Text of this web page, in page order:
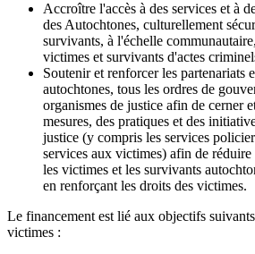
Accroître l'accès à des services et à
des Autochtones, culturellement
survivants, à l'échelle
victimes et survivants d'actes
Soutenir et renforcer les partenariats
autochtones, tous les ordres de
organismes de justice afin de cerner
mesures, des pratiques et des
justice (y compris les services
services aux victimes) afin de
les victimes et les survivants
en renforçant les droits des victimes.
Le financement est lié aux objectifs
victimes :